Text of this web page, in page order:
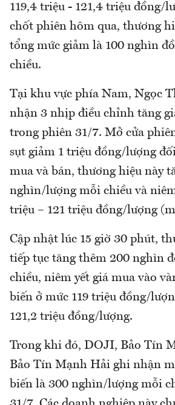
119,4 triệu - 121,4 triệu đồng/
chốt phiên hôm qua, thương
tổng mức giảm là 100 nghìn
chiều.
Tại khu vực phía Nam, Ngọc
nhận 3 nhịp điều chỉnh tăng
trong phiên 31/7. Mở cửa
sụt giảm 1 triệu đồng/lượng
mua và bán, thương hiệu này
nghìn/lượng mỗi chiều và
triệu – 121 triệu đồng/lượng
Cập nhật lúc 15 giờ 30 phút,
tiếp tục tăng thêm 200 nghìn
chiều, niêm yết giá mua vào
biến ở mức 119 triệu đồng/
121,2 triệu đồng/lượng.
Trong khi đó, DOJI, Bảo Tín
Bảo Tín Mạnh Hải ghi nhận
biến là 300 nghìn/lượng mỗi